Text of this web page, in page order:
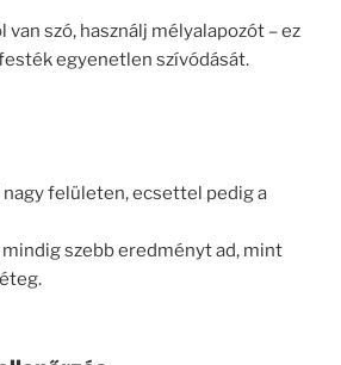
van szó, használj mélyalapozót – ez
egyenetlen szívódását.
nagy felületen, ecsettel pedig a
szebb eredményt ad, mint